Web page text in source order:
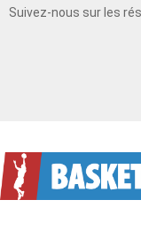
Suivez-nous sur les